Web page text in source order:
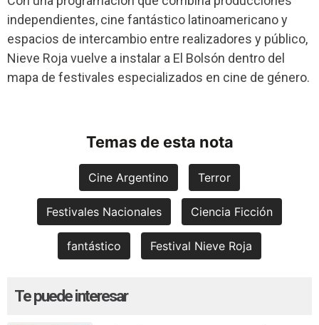
independientes, cine fantástico latinoamericano y
espacios de intercambio entre realizadores y público,
Nieve Roja vuelve a instalar a El Bolsón dentro del
mapa de festivales especializados en cine de género.
Temas de esta nota
Cine Argentino Terror
Festivales Nacionales Ciencia Ficción
fantástico Festival Nieve Roja
Te puede interesar